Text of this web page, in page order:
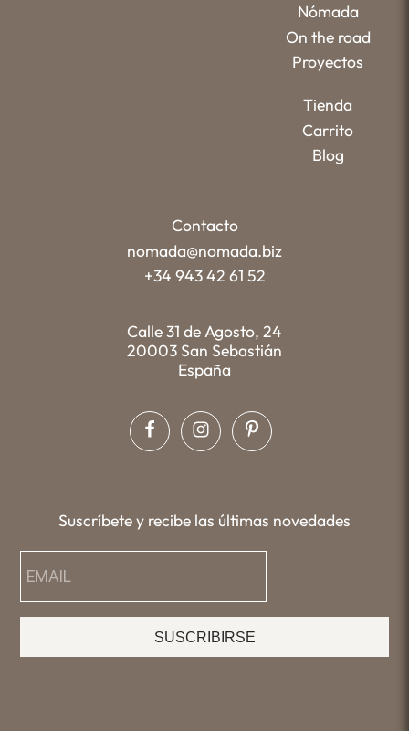
Nómada
On the road
Proyectos
Tienda
Carrito
Blog
Contacto
nomada@nomada.biz
+34 943 42 61 52
Calle 31 de Agosto, 24
20003 San Sebastián
España
Suscríbete y recibe las últimas novedades
SUSCRIBIRSE